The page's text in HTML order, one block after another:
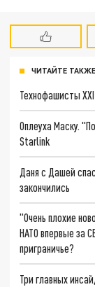
ЧИТАЙТЕ
Технофашисты
Оплеуха Маску.
Starlink
Даня с Дашей
закончились
"Очень плохие
НАТО впервые за
приграничье?
Три главных